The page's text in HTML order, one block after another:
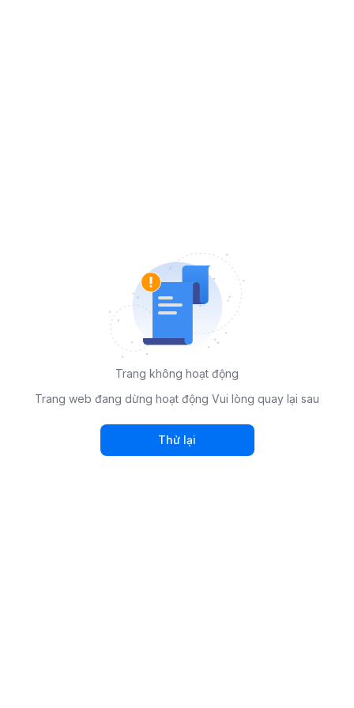
Trang không hoạt động
Trang web đang dừng hoạt động Vui lòng quay lại sau
Thử lại